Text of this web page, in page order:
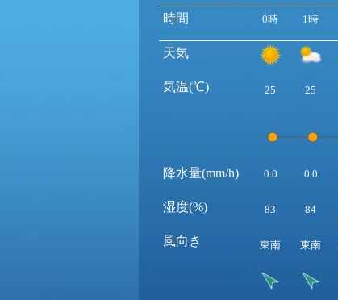
時間
天気
気温(℃)
降水量(mm/h)
湿度(%)
風向き
0時 1時
25 25
0.0 0.0
83 84
東南 東南